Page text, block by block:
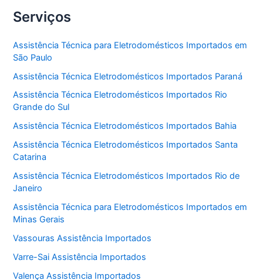
Serviços
Assistência Técnica para Eletrodomésticos Importados em
São Paulo
Assistência Técnica Eletrodomésticos Importados Paraná
Assistência Técnica Eletrodomésticos Importados Rio
Grande do Sul
Assistência Técnica Eletrodomésticos Importados Bahia
Assistência Técnica Eletrodomésticos Importados Santa
Catarina
Assistência Técnica Eletrodomésticos Importados Rio de
Janeiro
Assistência Técnica para Eletrodomésticos Importados em
Minas Gerais
Vassouras Assistência Importados
Varre-Sai Assistência Importados
Valença Assistência Importados